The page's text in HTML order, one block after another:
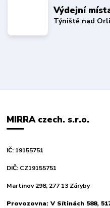
Výdejní
Týniště nad
MIRRA czech. s.r.o.
IČ: 19155751
DIČ: CZ19155751
Martinov 298, 277 13 Záryby
Provozovna: V Sítinách 588,